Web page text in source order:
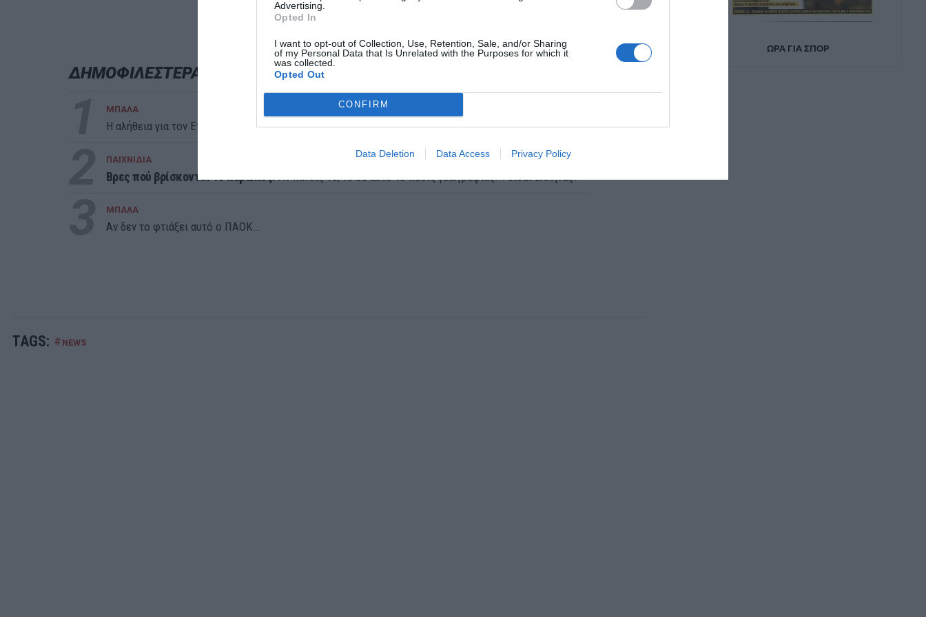
Advertising.
Opted In
I want to opt-out of Collection, Use, Retention, Sale, and/or Sharing
of my Personal Data that Is Unrelated with the Purposes for which it
was collected.
Opted Out
CONFIRM
Data Deletion Data Access Privacy Policy
ΔΗΜΟΦΙΛΕΣΤΕΡΑ ΗΜΕΡΑΣ
ΜΠΑΛΑ
Η αλήθεια για τον Ετιέν Καμαρά
ΠΑΙΧΝΙΔΙΑ
Βρες πού βρίσκονται 10 παραλίες:Αν κάνεις 10/10 σε αυτό το κουίζ γεωγραφίας... είσαι Έλληνας!
ΜΠΑΛΑ
Αν δεν το φτιάξει αυτό ο ΠΑΟΚ…
TAGS: # NEWS